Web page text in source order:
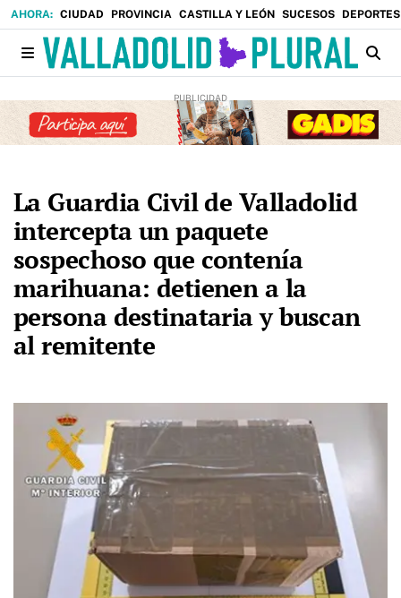
CIUDAD PROVINCIA CASTILLA Y LEÓN SUCESOS DEPORTES
La Guardia Civil de Valladolid
intercepta un paquete
sospechoso que contenía
marihuana: detienen a la
persona destinataria y buscan
al remitente